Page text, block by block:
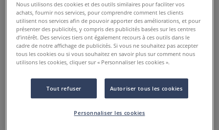
Ruban adhésif invisible
Blocs de 6 cubes Post-It
couleurs Rio
Nous utilisons des cookies et des outils similaires pour faciliter vos
achats, fournir nos services, pour comprendre comment les clients
utilisent nos services afin de pouvoir apporter des améliorations, et pour
présenter des publicités, y compris des publicités basées sur les centres
d’intérêt. Des services tiers ont également recours à ces outils dans le
cadre de notre affichage de publicités. Si vous ne souhaitez pas accepter
tous les cookies ou si vous souhaitez en savoir plus sur comment nous
utilisons les cookies, cliquer sur « Personnaliser les cookies ».
Tout refuser Autoriser tous les cookies
Personnaliser les cookies